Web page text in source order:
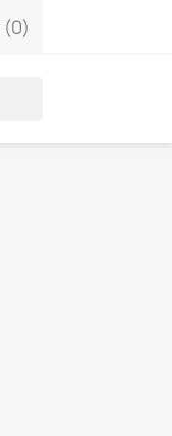
(0)